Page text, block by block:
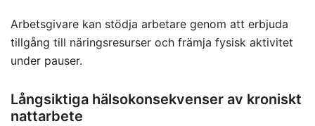
Arbetsgivare kan stödja arbetare genom att erbjuda
tillgång till näringsresurser och främja fysisk aktivitet
under pauser.
Långsiktiga hälsokonsekvenser av kroniskt
nattarbete